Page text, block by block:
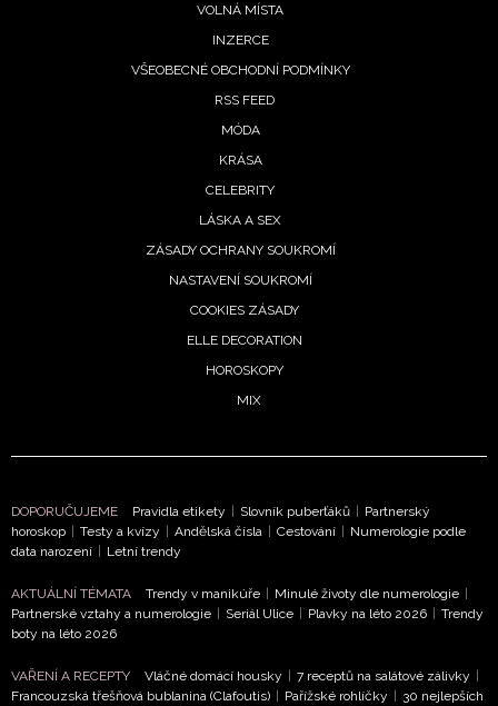
NEWSLETTER
ODESLAT
Přihlášením k newsletteru souhlasíte sObchodními
podmínkami společnosti BurdaMedia Extra s.r.o.a
VOLNÁ MÍSTA
INZERCE
VŠEOBECNÉ OBCHODNÍ PODMÍNKY
RSS FEED
MÓDA
KRÁSA
CELEBRITY
LÁSKA A SEX
ZÁSADY OCHRANY SOUKROMÍ
NASTAVENÍ SOUKROMÍ
COOKIES ZÁSADY
ELLE DECORATION
HOROSKOPY
MIX
DOPORUČUJEME Pravidla etikety | Slovník puberťáků | Partnerský
horoskop | Testy a kvízy | Andělská čísla | Cestování | Numerologie podle
data narození | Letní trendy
AKTUÁLNÍ TÉMATA Trendy v manikúře | Minulé životy dle numerologie |
Partnerské vztahy a numerologie | Seriál Ulice | Plavky na léto 2026 | Trendy
boty na léto 2026
VAŘENÍ A RECEPTY Vláčné domácí housky | 7 receptů na salátové zálivky |
Francouzská třešňová bublanina (Clafoutis) | Pařížské rohlíčky | 30 nejlepších